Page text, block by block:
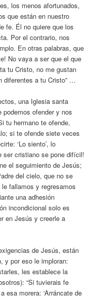
los menos afortunados,
que están en nuestro
fe. Él no quiere que los
Por el contrario, nos
En otras palabras, que
No vaya a ser que el que
tu Cristo, no me gustan
diferentes a tu Cristo” …
una Iglesia santa
podemos ofender y nos
tu hermano te ofende,
si te ofende siete veces
‘Lo siento’, lo
ser cristiano se pone difícil!
el seguimiento de Jesús;
del cielo, que no se
fallamos y regresamos
una adhesión
incondicional solo es
en Jesús y creerle a
de Jesús, están
y por eso le imploran:
les establece la
“Si tuvierais fe
esa morera: ‘Arráncate de